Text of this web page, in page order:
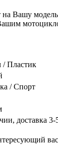
на Вашу модель
/ Пластик
/ Спорт
доставка 3-